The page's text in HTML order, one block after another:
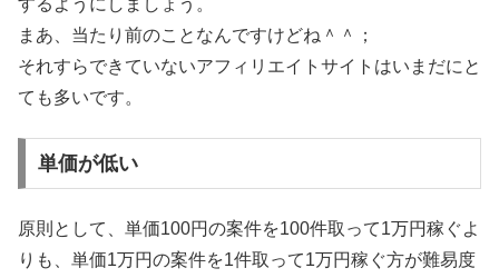
まあ、当たり前のことなんですけどね＾＾；
それすらできていないアフィリエイトサイトはいまだにと
ても多いです。
単価が低い
原則として、単価100円の案件を100件取って1万円稼ぐよ
りも、単価1万円の案件を1件取って1万円稼ぐ方が難易度